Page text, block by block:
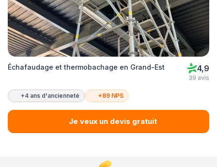
Échafaudage et thermobachage en Grand-Est 4,9
39 avis
+4 ans d'ancienneté +89 NPS
Je veux un devis gratuit